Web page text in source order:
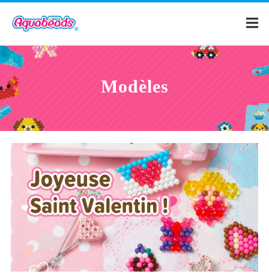
Qu'est-ce qu'Aquabeads ?
Vidéos
Pour les parents
Modèles